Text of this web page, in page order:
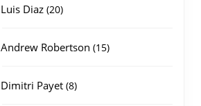
Luis Diaz 2020
Andrew Robertson 1515
Dimitri Payet 88